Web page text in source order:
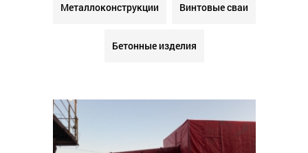
Металлоконструкции Винтовые сваи
Бетонные изделия